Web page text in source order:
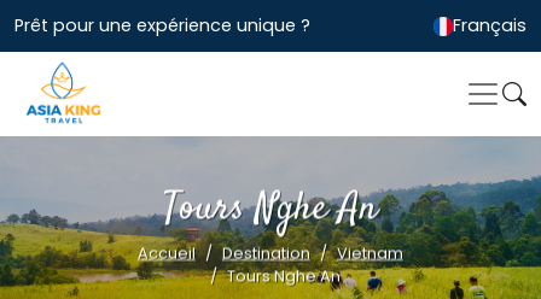
Prêt pour une expérience unique ? Français
Tours Nghe An
Accueil Destination
Vietnam
Tours Nghe An